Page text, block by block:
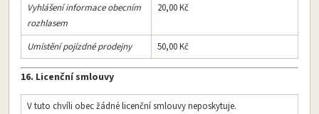
Vyhlášení informace obecním
rozhlasem
20,00 Kč
Umístění pojízdné prodejny 50,00 Kč
16. Licenční smlouvy
V tuto chvíli obec žádné licenční smlouvy neposkytuje.